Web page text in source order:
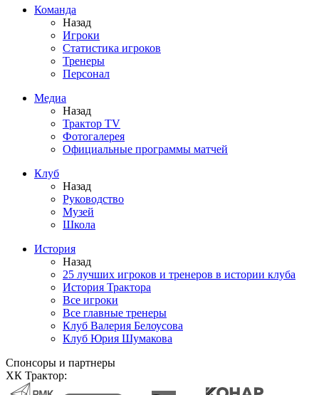
Команда
Назад
Игроки
Статистика игроков
Тренеры
Персонал
Медиа
Назад
Трактор TV
Фотогалерея
Официальные программы матчей
Клуб
Назад
Руководство
Музей
Школа
История
Назад
25 лучших игроков и тренеров в истории клуба
История Трактора
Все игроки
Все главные тренеры
Клуб Валерия Белоусова
Клуб Юрия Шумакова
Спонсоры и партнеры
ХК Трактор: